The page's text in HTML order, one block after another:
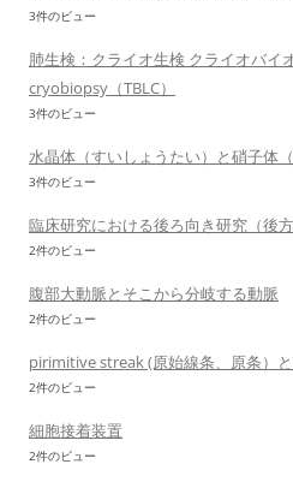
3件のビュー
肺生検：クライオ生検 クライオバ
cryobiopsy（TBLC）
3件のビュー
水晶体（すいしょうたい）と硝子体
3件のビュー
臨床研究における後ろ向き研究（後
2件のビュー
腹部大動脈とそこから分岐する動脈
2件のビュー
pirimitive streak (原始線条、原条）
2件のビュー
細胞接着装置
2件のビュー